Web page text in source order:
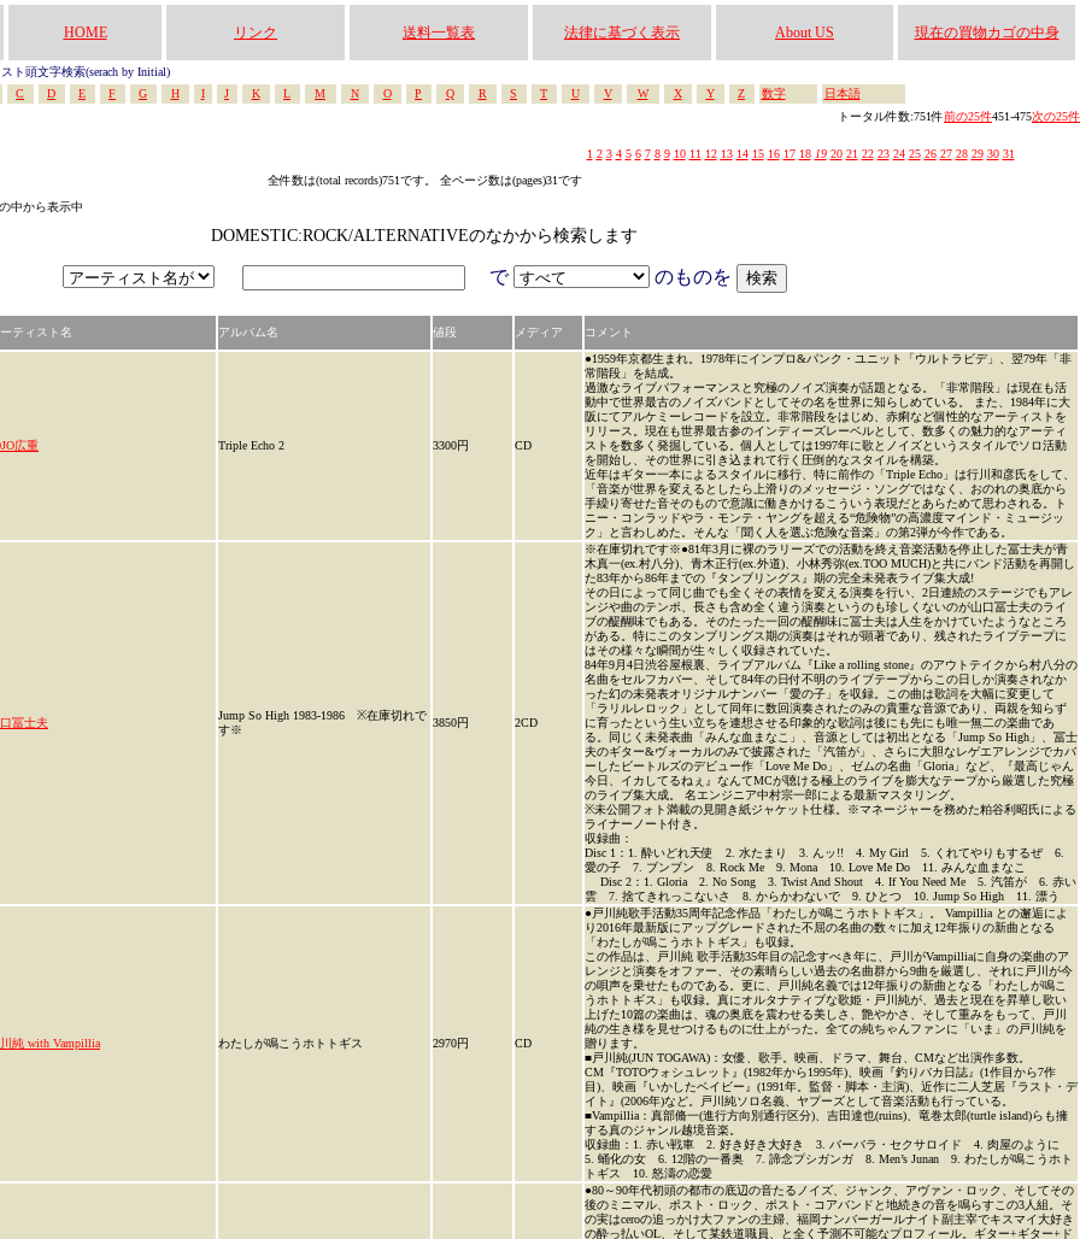
HOME リンク 送料一覧表 法律に基づく表示 About US 現在の買物カゴの中身
ト頭文字検索(serach by Initial)
C
D E F G H I J K L M N O P Q R S T U V W X Y Z 数字
日本語
トータル件数:751件前の25件451-475次の25件
1 2 3 4 5 6 7 8 9 10 11 12 13 14 15 16 17 18 19 20 21 22 23 24 25 26 27 28 29 30 31
全件数は(total records)751です。 全ページ数は(pages)31です
中から表示中
DOMESTIC:ROCK/ALTERNATIVEのなかから検索します
で のものを
ティスト名 アルバム名 値段 メディア コメント
広重 Triple Echo 2 3300円 CD
●1959年京都生まれ。1978年にインプロ&パンク・ユニット「ウルトラビデ」、翌79年「非
常階段」を結成。
過激なライブパフォーマンスと究極のノイズ演奏が話題となる。「非常階段」は現在も活
動中で世界最古のノイズバンドとしてその名を世界に知らしめている。 また、1984年に大
阪にてアルケミーレコードを設立。非常階段をはじめ、赤痢など個性的なアーティストを
リリース。現在も世界最古参のインディーズレーベルとして、数多くの魅力的なアーティ
ストを数多く発掘している。個人としては1997年に歌とノイズというスタイルでソロ活動
を開始し、その世界に引き込まれて行く圧倒的なスタイルを構築。
近年はギター一本によるスタイルに移行、特に前作の「Triple Echo」は行川和彦氏をして、
「音楽が世界を変えるとしたら上滑りのメッセージ・ソングではなく、おのれの奥底から
手繰り寄せた音そのもので意識に働きかけるこういう表現だとあらためて思わされる。ト
ニー・コンラッドやラ・モンテ・ヤングを超える“危険物”の高濃度マインド・ミュージッ
ク」と言わしめた。そんな「聞く人を選ぶ危険な音楽」の第2弾が今作である。
冨士夫
Jump So High 1983-1986 ※在庫切れで
す※
3850円 2CD
※在庫切れです※●81年3月に裸のラリーズでの活動を終え音楽活動を停止した冨士夫が青
木真一(ex.村八分)、青木正行(ex.外道)、小林秀弥(ex.TOO MUCH)と共にバンド活動を再開し
た83年から86年までの『タンブリングス』期の完全未発表ライブ集大成!
その日によって同じ曲でも全くその表情を変える演奏を行い、2日連続のステージでもアレ
ンジや曲のテンポ、長さも含め全く違う演奏というのも珍しくないのが山口冨士夫のライ
ブの醍醐味でもある。そのたった一回の醍醐味に冨士夫は人生をかけていたようなところ
がある。特にこのタンブリングス期の演奏はそれが顕著であり、残されたライブテープに
はその様々な瞬間が生々しく収録されていた。
84年9月4日渋谷屋根裏、ライブアルバム『Like a rolling stone』のアウトテイクから村八分の
名曲をセルフカバー、そして84年の日付不明のライブテープからこの日しか演奏されなか
った幻の未発表オリジナルナンバー「愛の子」を収録。この曲は歌詞を大幅に変更して
「ラリルレロック」として同年に数回演奏されたのみの貴重な音源であり、両親を知らず
に育ったという生い立ちを連想させる印象的な歌詞は後にも先にも唯一無二の楽曲であ
る。同じく未発表曲「みんな血まなこ」、音源としては初出となる「Jump So High」、冨士
夫のギター&ヴォーカルのみで披露された「汽笛が」、さらに大胆なレゲエアレンジでカバ
ーしたビートルズのデビュー作「Love Me Do」、ゼムの名曲「Gloria」など、『最高じゃん
今日、イカしてるねぇ』なんてMCが聴ける極上のライブを膨大なテープから厳選した究極
のライブ集大成。 名エンジニア中村宗一郎による最新マスタリング。
※未公開フォト満載の見開き紙ジャケット仕様。※マネージャーを務めた粕谷利昭氏による
ライナーノート付き。
収録曲：
Disc 1：1. 酔いどれ天使 2. 水たまり 3. んッ!! 4. My Girl 5. くれてやりもするぜ 6.
愛の子 7. ブンブン 8. Rock Me 9. Mona 10. Love Me Do 11. みんな血まなこ
Disc 2：1. Gloria 2. No Song 3. Twist And Shout 4. If You Need Me 5. 汽笛が 6. 赤い
雲 7. 捨てきれっこないさ 8. からかわないで 9. ひとつ 10. Jump So High 11. 漂う
純 with Vampillia わたしが鳴こうホトトギス 2970円 CD
●戸川純歌手活動35周年記念作品「わたしが鳴こうホトトギス」。 Vampillia との邂逅によ
り2016年最新版にアップグレードされた不屈の名曲の数々に加え12年振りの新曲となる
「わたしが鳴こうホトトギス」も収録。
この作品は、戸川純 歌手活動35年目の記念すべき年に、戸川がVampilliaに自身の楽曲のア
レンジと演奏をオファー、その素晴らしい過去の名曲群から9曲を厳選し、それに戸川が今
の唄声を乗せたものである。更に、戸川純名義では12年振りの新曲となる「わたしが鳴こ
うホトトギス」も収録。真にオルタナティブな歌姫・戸川純が、過去と現在を昇華し歌い
上げた10篇の楽曲は、魂の奥底を震わせる美しさ、艶やかさ、そして重みをもって、戸川
純の生き様を見せつけるものに仕上がった。全ての純ちゃんファンに「いま」の戸川純を
贈ります。
■戸川純(JUN TOGAWA)：女優、歌手。映画、ドラマ、舞台、CMなど出演作多数。
CM『TOTOウォシュレット』(1982年から1995年)、映画『釣りバカ日誌』(1作目から7作
目)、映画『いかしたベイビー』(1991年。監督・脚本・主演)、近作に二人芝居『ラスト・デ
イト』(2006年)など。戸川純ソロ名義、ヤプーズとして音楽活動も行っている。
■Vampillia：真部脩一(進行方向別通行区分)、吉田達也(ruins)、竜巻太郎(turtle island)らも擁
する真のジャンル越境音楽。
収録曲：1. 赤い戦車 2. 好き好き大好き 3. バーバラ・セクサロイド 4. 肉屋のように
5. 蛹化の女 6. 12階の一番奥 7. 諦念プシガンガ 8. Men’s Junan 9. わたしが鳴こうホト
トギス 10. 怒濤の恋愛
●80～90年代初頭の都市の底辺の音たるノイズ、ジャンク、アヴァン・ロック、そしてその
後のミニマル、ポスト・ロック、ポスト・コアバンドと地続きの音を鳴らすこの3人組。そ
の実はceroの追っかけ大ファンの主婦、福岡ナンバーガールナイト副主宰でキスマイ大好き
の酔っ払いOL、そして某鉄道職員、と全く予測不可能なプロフィール。ギター+ギター+ド